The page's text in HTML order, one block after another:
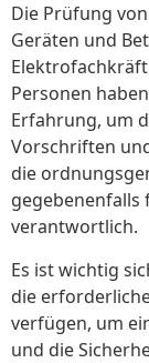
Die Prüfung
Geräten und
Personen
Erfahrung, um
Vorschriften
die
gegebenenfalls
verantwortlich.
Es ist wichtig
die
verfügen, um
und die